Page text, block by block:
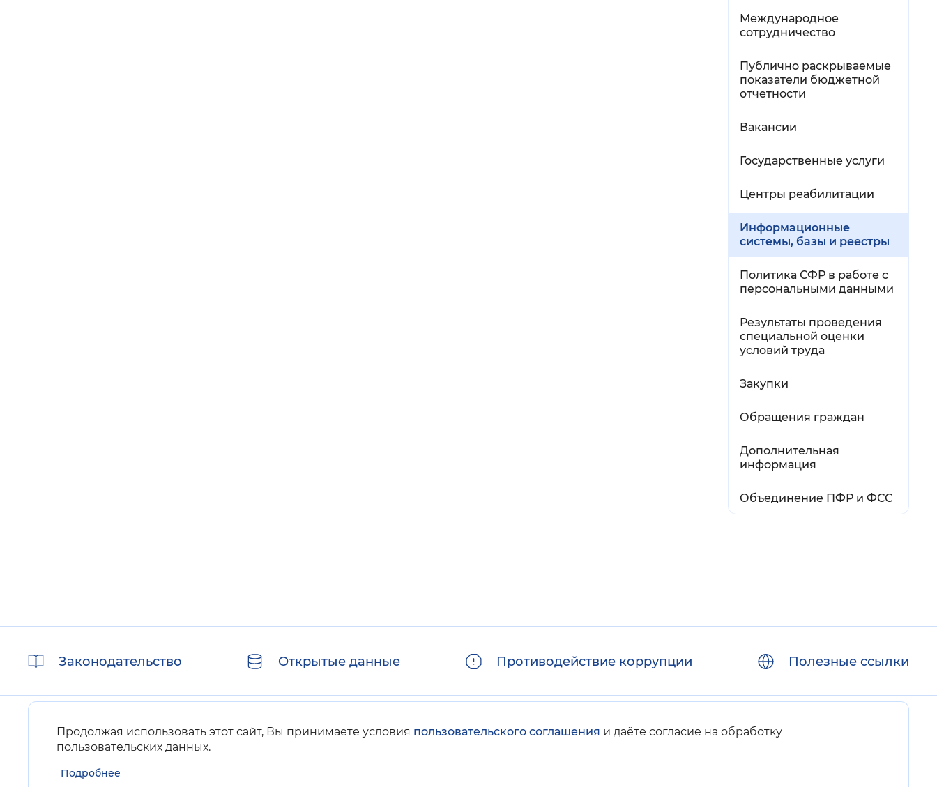
Международное
сотрудничество
Публично раскрываемые
показатели бюджетной
отчетности
Вакансии
Государственные услуги
Центры реабилитации
Информационные
системы, базы и реестры
Политика СФР в работе с
персональными данными
Результаты проведения
специальной оценки
условий труда
Закупки
Обращения граждан
Дополнительная
информация
Объединение ПФР и ФСС
Продолжая использовать этот сайт, Вы принимаете условия пользовательского соглашения и даёте согласие на обработку
пользовательских данных.
Подробнее
ссылкиЗаконодательство Открытые данные Противодействие коррупции Полезные ссылки